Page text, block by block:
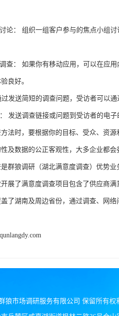
论： 组织一组客户参与的焦点小组
查： 如果你有移动应用，可以在应
良好。
发送简短的调查问题，受访者可以
发送调查链接或问题到受访者的电
法时，要根据你的目标、受众、资
及数据的公正客观性，大多企业都
群狼调研（湖北满意度调查）优势
展了满意度调查项目包含了供应商
了湖南及周边省份，通过调查、网络
狼市场调研服务有限公司 保留所有权